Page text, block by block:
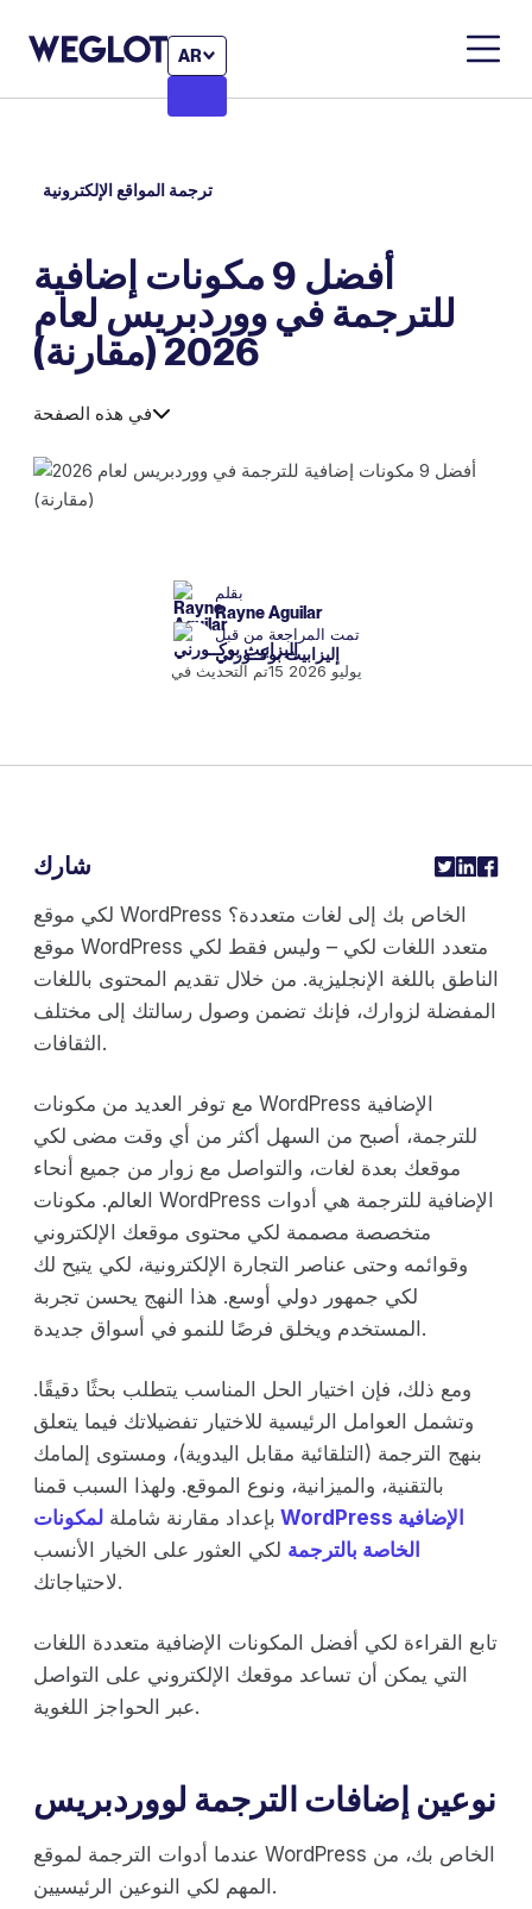
AR
ترجمة المواقع الإلكترونية
أفضل 9 مكونات إضافية
للترجمة في ووردبريس لعام
2026 (مقارنة)
في هذه الصفحة
بقلم
Rayne Aguilar
تمت المراجعة من قبل
إليزابيث بوكــورني
تم التحديث في
15 يوليو 2026
لكي موقع WordPress الخاص بك إلى لغات متعددة؟
موقع WordPress متعدد اللغات لكي – وليس فقط لكي
الناطق باللغة الإنجليزية. من خلال تقديم المحتوى باللغات
المفضلة لزوارك، فإنك تضمن وصول رسالتك إلى مختلف
الثقافات.
مع توفر العديد من مكونات WordPress الإضافية
للترجمة، أصبح من السهل أكثر من أي وقت مضى لكي
موقعك بعدة لغات، والتواصل مع زوار من جميع أنحاء
العالم. مكونات WordPress الإضافية للترجمة هي أدوات
متخصصة مصممة لكي محتوى موقعك الإلكتروني
وقوائمه وحتى عناصر التجارة الإلكترونية، لكي يتيح لك
لكي جمهور دولي أوسع. هذا النهج يحسن تجربة
المستخدم ويخلق فرصًا للنمو في أسواق جديدة.
ومع ذلك، فإن اختيار الحل المناسب يتطلب بحثًا دقيقًا.
وتشمل العوامل الرئيسية للاختيار تفضيلاتك فيما يتعلق
بنهج الترجمة (التلقائية مقابل اليدوية)، ومستوى إلمامك
بالتقنية، والميزانية، ونوع الموقع. ولهذا السبب قمنا
بإعداد مقارنة شاملة لمكونات WordPress الإضافية
الخاصة بالترجمة لكي العثور على الخيار الأنسب
لاحتياجاتك.
تابع القراءة لكي أفضل المكونات الإضافية متعددة اللغات
التي يمكن أن تساعد موقعك الإلكتروني على التواصل
عبر الحواجز اللغوية.
نوعين إضافات الترجمة لووردبريس
عندما أدوات الترجمة لموقع WordPress الخاص بك، من
المهم لكي النوعين الرئيسيين.
شارك